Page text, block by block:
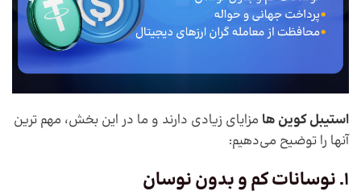
استیبل کوین ها مزایای زیادی دارند و ما در این بخش، مهم ترین
آنها را توضیح می‌دهیم:
1. نوسانات کم و بدون نوسان